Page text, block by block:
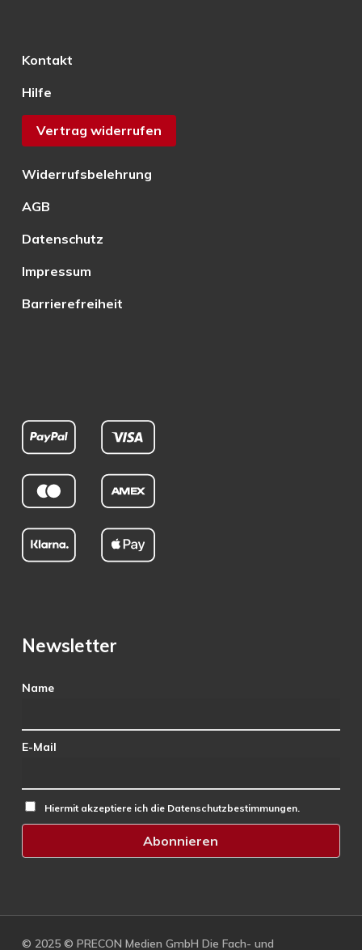
Kontakt
Hilfe
Vertrag widerrufen
Widerrufsbelehrung
AGB
Datenschutz
Impressum
Barrierefreiheit
Newsletter
Name
E-Mail
Hiermit akzeptiere ich die Datenschutzbestimmungen.
© 2025 © PRECON Medien GmbH Die Fach- und